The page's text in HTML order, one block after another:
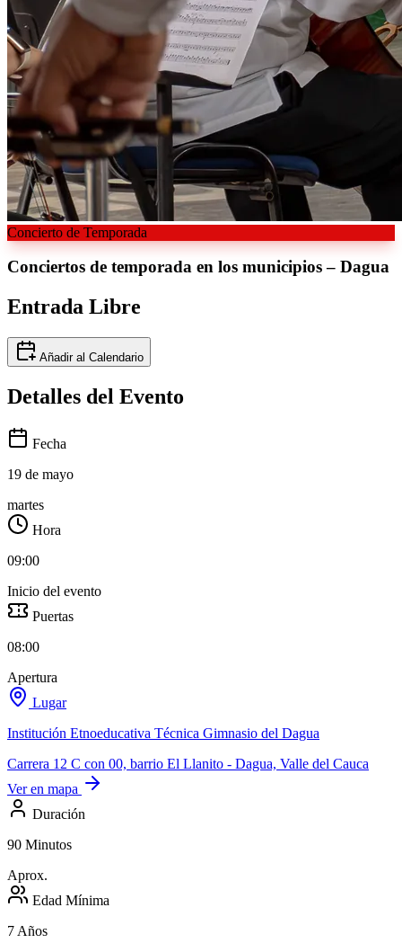
Concierto de Temporada
Conciertos de temporada en los municipios – Dagua
Entrada Libre
Añadir al Calendario
Detalles del Evento
Fecha
19 de mayo
martes
Hora
09:00
Inicio del evento
Puertas
08:00
Apertura
Lugar
Institución Etnoeducativa Técnica Gimnasio del Dagua
Carrera 12 C con 00, barrio El Llanito - Dagua, Valle del Cauca
Ver en mapa
Duración
90 Minutos
Aprox.
Edad Mínima
7 Años